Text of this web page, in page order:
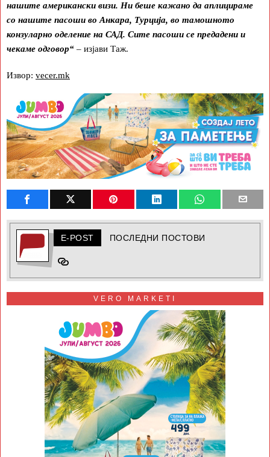
нашите американски визи. Ни беше кажано да аплицираме
со нашите пасоши во Анкара, Турција, во тамошното
конзуларно оделение на САД. Сите пасоши се предадени и
чекаме одговор“ – изјави Таж.
Извор: vecer.mk
E-POST ПОСЛЕДНИ ПОСТОВИ
VERO MARKETI